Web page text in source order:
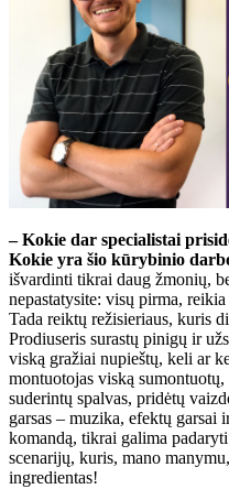
– Kokie dar specialistai
Kokie yra šio kūrybinio
išvardinti tikrai daug žmonių,
nepastatysite: visų pirma,
Tada reiktų režisieriaus, kuris
Prodiuseris surastų pinigų ir
viską gražiai nupieštų, keli ar
montuotojas viską
suderintų spalvas, pridėtų
garsas – muzika, efektų
komandą, tikrai galima
scenarijų, kuris, mano
ingredientas!